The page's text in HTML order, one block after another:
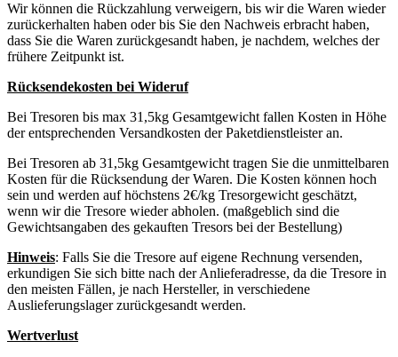
Wir können die Rückzahlung verweigern, bis wir die Waren wieder
zurückerhalten haben oder bis Sie den Nachweis erbracht haben,
dass Sie die Waren zurückgesandt haben, je nachdem, welches der
frühere Zeitpunkt ist.
Rücksendekosten bei Wideruf
Bei Tresoren bis max 31,5kg Gesamtgewicht fallen Kosten in Höhe
der entsprechenden Versandkosten der Paketdienstleister an.
Bei Tresoren ab 31,5kg Gesamtgewicht tragen Sie die unmittelbaren
Kosten für die Rücksendung der Waren. Die Kosten können hoch
sein und werden auf höchstens 2€/kg Tresorgewicht geschätzt,
wenn wir die Tresore wieder abholen. (maßgeblich sind die
Gewichtsangaben des gekauften Tresors bei der Bestellung)
Hinweis: Falls Sie die Tresore auf eigene Rechnung versenden,
erkundigen Sie sich bitte nach der Anlieferadresse, da die Tresore in
den meisten Fällen, je nach Hersteller, in verschiedene
Auslieferungslager zurückgesandt werden.
Wertverlust